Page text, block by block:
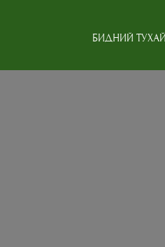
БИДНИЙ ТУХАЙ